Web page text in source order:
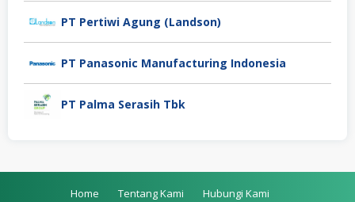
PT Pertiwi Agung (Landson)
PT Panasonic Manufacturing Indonesia
PT Palma Serasih Tbk
Home Tentang Kami Hubungi Kami